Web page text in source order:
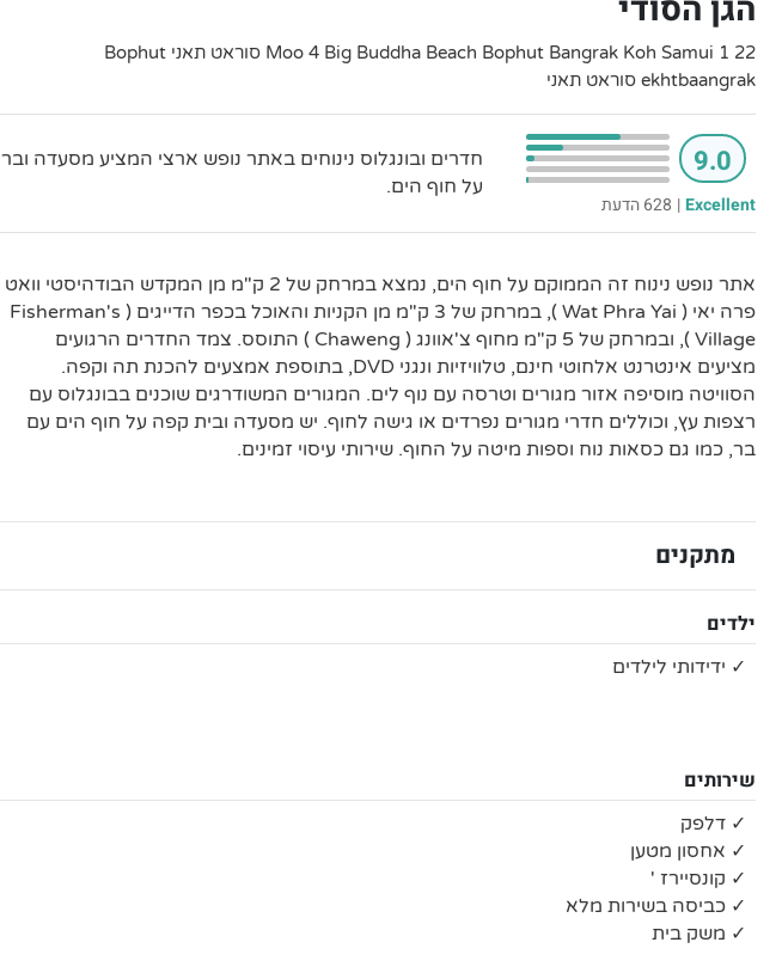
הגן הסודי
22 1 Moo 4 Big Buddha Beach Bophut Bangrak Koh Samui סוראט תאני Bophut
ekhtbaangrak סוראט תאני
9.0
Excellent
| 628 הדעת
חדרים ובונגלוס נינוחים באתר נופש ארצי המציע מסעדה ובר
על חוף הים.
אתר נופש נינוח זה הממוקם על חוף הים, נמצא במרחק של 2 ק"מ מן המקדש הבודהיסטי וואט
פרה יאי ( Wat Phra Yai ), במרחק של 3 ק"מ מן הקניות והאוכל בכפר הדייגים ( Fisherman's
Village ), ובמרחק של 5 ק"מ מחוף צ'אוונג ( Chaweng ) התוסס. צמד החדרים הרגועים
מציעים אינטרנט אלחוטי חינם, טלוויזיות ונגני DVD, בתוספת אמצעים להכנת תה וקפה.
הסוויטה מוסיפה אזור מגורים וטרסה עם נוף לים. המגורים המשודרגים שוכנים בבונגלוס עם
רצפות עץ, וכוללים חדרי מגורים נפרדים או גישה לחוף. יש מסעדה ובית קפה על חוף הים עם
בר, כמו גם כסאות נוח וספות מיטה על החוף. שירותי עיסוי זמינים.
מתקנים
ילדים
✓ ידידותי לילדים
שירותים
✓ דלפק
✓ אחסון מטען
✓ קונסיירז '
✓ כביסה בשירות מלא
✓ משק בית